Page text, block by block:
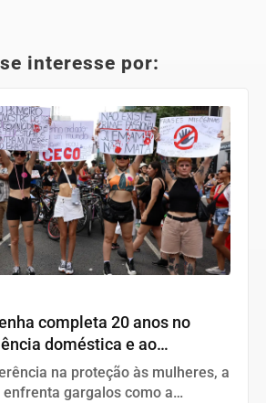
interesse por:
completa 20 anos no
doméstica e ao
na proteção às mulheres, a
enfrenta gargalos como a